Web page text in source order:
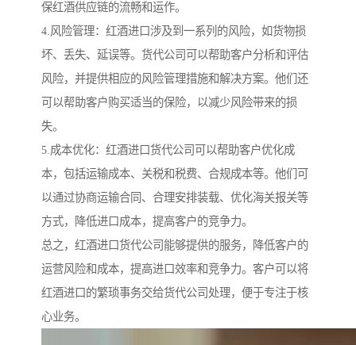
保红酒供应链的流畅和运作。
4.风险管理：红酒进口涉及到一系列的风险，如货物损
坏、丢失、延误等。货代公司可以帮助客户分析和评估
风险，并提供相应的风险管理措施和解决方案。他们还
可以帮助客户购买适当的保险，以减少风险带来的损
失。
5.成本优化：红酒进口货代公司可以帮助客户优化成
本，包括运输成本、关税和税费、合规成本等。他们可
以通过协商运输合同、合理安排装载、优化海关报关等
方式，降低进口成本，提高客户的竞争力。
总之，红酒进口货代公司能够提供的服务，降低客户的
运营风险和成本，提高进口效率和竞争力。客户可以将
红酒进口的繁琐事务交给货代公司处理，便于专注于核
心业务。